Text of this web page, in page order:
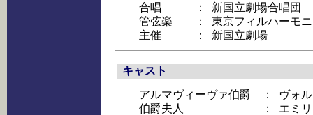
合唱
：
新国立劇場合唱団
管弦楽
：
東京フィルハーモ
主催
： 新国立劇場
キャスト
アルマヴィーヴァ伯爵
：
ヴォ
伯爵夫人
：
エミ